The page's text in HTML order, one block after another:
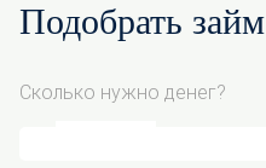
Подобрать займ
Сколько нужно денег?